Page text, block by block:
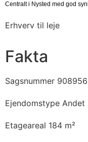
Centralt i Nysted med god
Erhverv til leje
Fakta
Sagsnummer 908956
Ejendomstype Andet
Etageareal 184 m²